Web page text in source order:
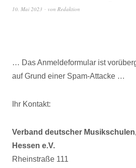
10. Mai 2023 von Redaktion
… Das Anmeldeformular ist
auf Grund einer Spam-Attacke …
Ihr Kontakt:
Verband deutscher
Hessen e.V.
Rheinstraße 111